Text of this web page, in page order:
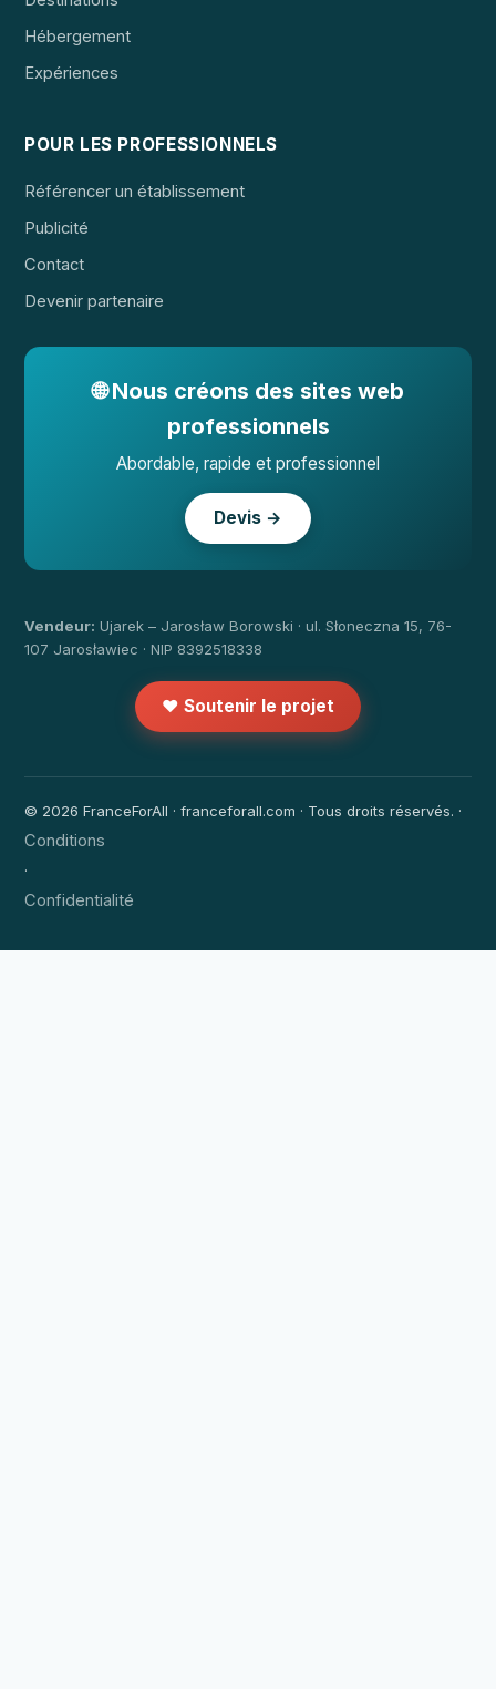
Hébergement
Expériences
POUR LES PROFESSIONNELS
Référencer un établissement
Publicité
Contact
Devenir partenaire
🌐 Nous créons des sites web
professionnels
Abordable, rapide et professionnel
Devis →
Vendeur: Ujarek – Jarosław Borowski · ul. Słoneczna 15, 76-
107 Jarosławiec · NIP 8392518338
❤️ Soutenir le projet
© 2026 FranceForAll · franceforall.com · Tous droits réservés. ·
Conditions
·
Confidentialité